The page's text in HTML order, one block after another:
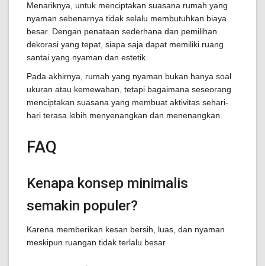
Menariknya, untuk menciptakan suasana rumah yang
nyaman sebenarnya tidak selalu membutuhkan biaya
besar. Dengan penataan sederhana dan pemilihan
dekorasi yang tepat, siapa saja dapat memiliki ruang
santai yang nyaman dan estetik.
Pada akhirnya, rumah yang nyaman bukan hanya soal
ukuran atau kemewahan, tetapi bagaimana seseorang
menciptakan suasana yang membuat aktivitas sehari-
hari terasa lebih menyenangkan dan menenangkan.
FAQ
Kenapa konsep minimalis
semakin populer?
Karena memberikan kesan bersih, luas, dan nyaman
meskipun ruangan tidak terlalu besar.